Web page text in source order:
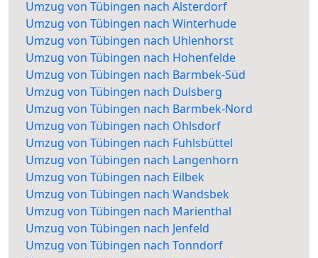
Umzug von Tübingen nach Alsterdorf
Umzug von Tübingen nach Winterhude
Umzug von Tübingen nach Uhlenhorst
Umzug von Tübingen nach Hohenfelde
Umzug von Tübingen nach Barmbek-Süd
Umzug von Tübingen nach Dulsberg
Umzug von Tübingen nach Barmbek-Nord
Umzug von Tübingen nach Ohlsdorf
Umzug von Tübingen nach Fuhlsbüttel
Umzug von Tübingen nach Langenhorn
Umzug von Tübingen nach Eilbek
Umzug von Tübingen nach Wandsbek
Umzug von Tübingen nach Marienthal
Umzug von Tübingen nach Jenfeld
Umzug von Tübingen nach Tonndorf